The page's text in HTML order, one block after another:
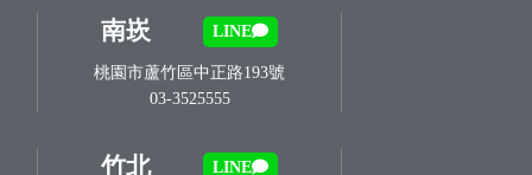
南崁 LINE
桃園市蘆竹區中正路193號
03-3525555
竹北 LINE